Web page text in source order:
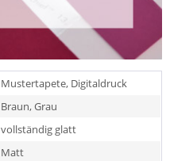
Mustertapete, Digitaldruck
Braun, Grau
vollständig glatt
Matt